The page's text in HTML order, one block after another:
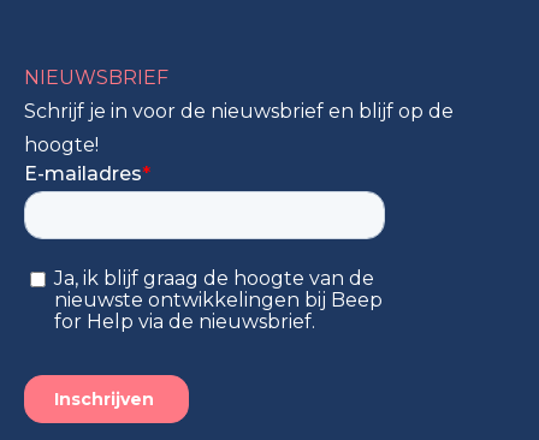
NIEUWSBRIEF
Schrijf je in voor de nieuwsbrief en blijf op de
hoogte!